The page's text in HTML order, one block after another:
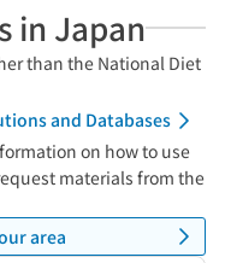
in Japan
than the National Diet
and Databases
on how to use
materials from the
area